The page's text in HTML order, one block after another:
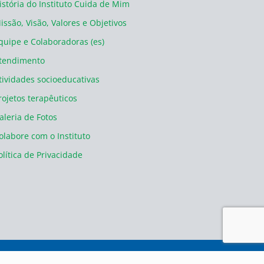
do Instituto Cuida de Mim
Visão, Valores e Objetivos
e Colaboradoras (es)
socioeducativas
terapêuticos
de Fotos
com o Instituto
de Privacidade